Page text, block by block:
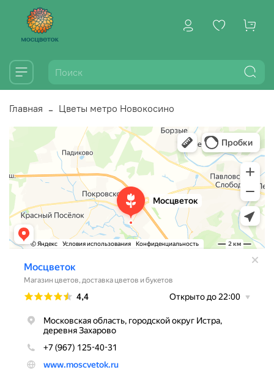
Главная Цветы метро Новокосино